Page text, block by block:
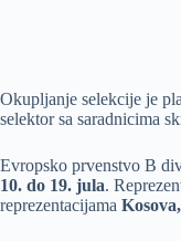
Okupljanje selekcije je
selektor sa saradnicima
Evropsko prvenstvo B
10. do 19. jula.
reprezentacijama